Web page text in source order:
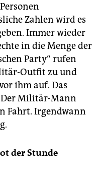
Zahlen wird es
Immer wieder
in die Menge der
Party“ rufen
Outfit zu und
ihm auf. Das
Der Militär-Mann
Fahrt. Irgendwann
der Stunde